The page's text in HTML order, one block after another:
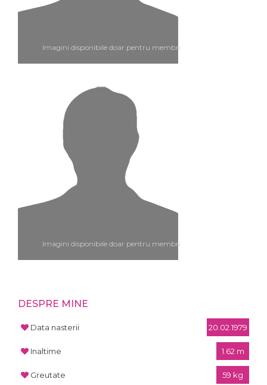
Imagini disponibile doar pentru membri
Imagini disponibile doar pentru membri
DESPRE MINE
Data nasterii 20.02.1979
Inaltime 1.62 m
Greutate 59 kg